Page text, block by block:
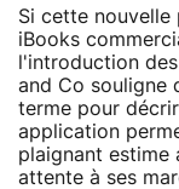
Si cette nouvelle
iBooks
l'introduction
and Co souligne
terme pour
application
plaignant estime
attente à ses